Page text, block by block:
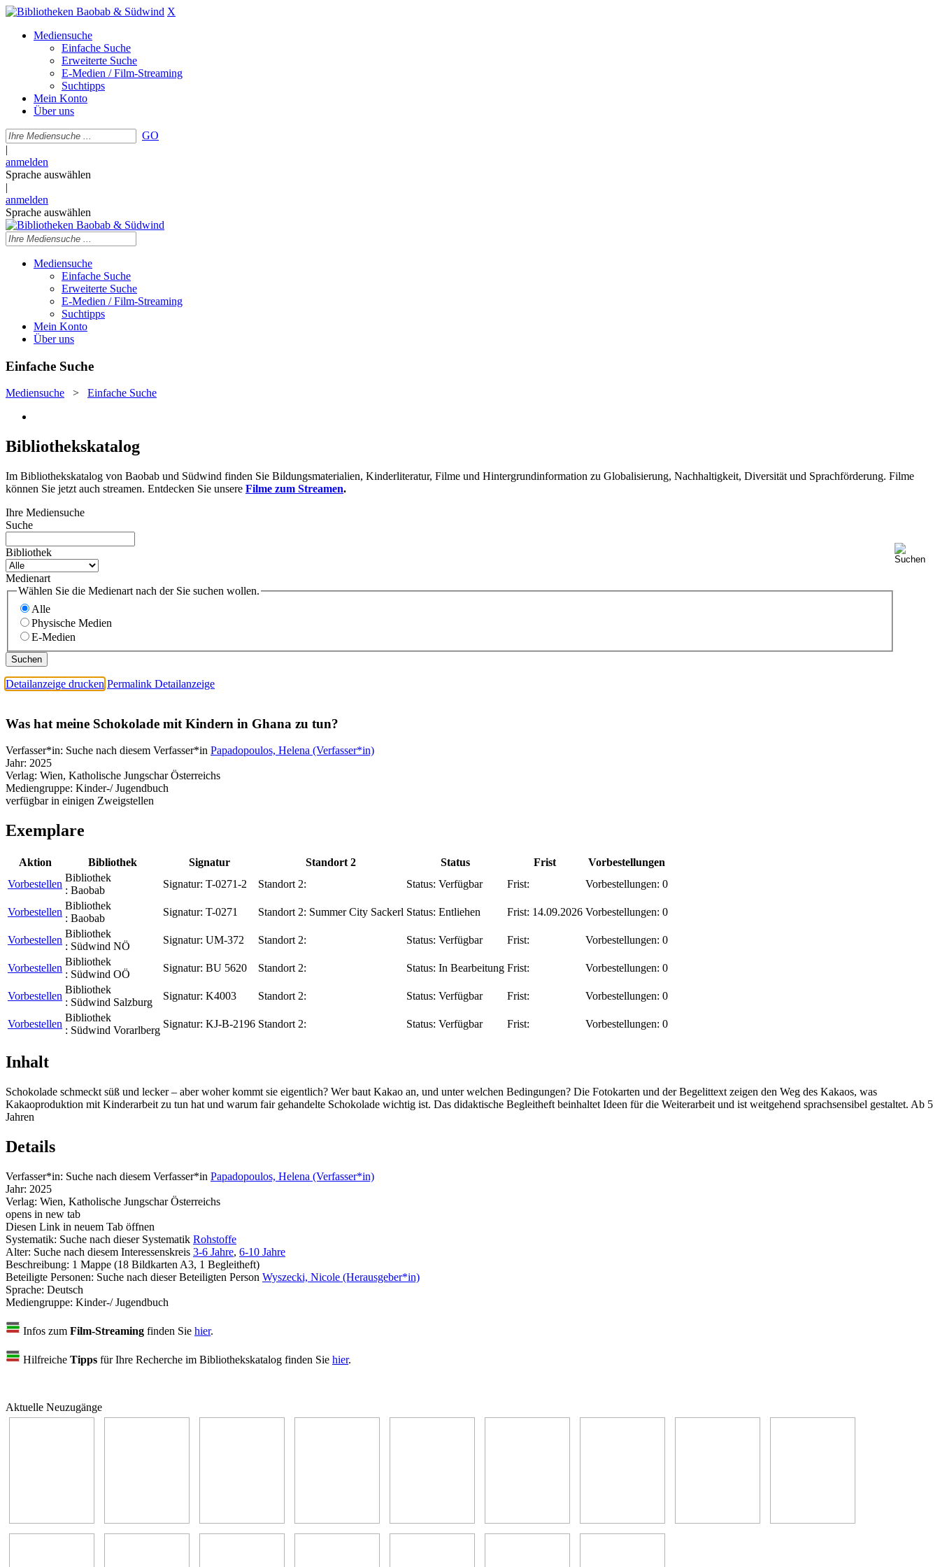
X
Mediensuche
Einfache Suche
Erweiterte Suche
E-Medien / Film-Streaming
Suchtipps
Mein Konto
Über uns
GO
|
anmelden
Sprache auswählen
|
anmelden
Sprache auswählen
Mediensuche
Einfache Suche
Erweiterte Suche
E-Medien / Film-Streaming
Suchtipps
Mein Konto
Über uns
Einfache Suche
Mediensuche > Einfache Suche
Bibliothekskatalog
Im Bibliothekskatalog von Baobab und Südwind finden Sie Bildungsmaterialien, Kinderliteratur, Filme und Hintergrundinformation zu Globalisierung, Nachhaltigkeit, Diversität und Sprachförderung. Filme
können Sie jetzt auch streamen. Entdecken Sie unsere Filme zum Streamen.
Ihre Mediensuche
Suche
Bibliothek
Medienart
Wählen Sie die Medienart nach der Sie suchen wollen.
Alle
Physische Medien
E-Medien
Detailanzeige drucken Permalink Detailanzeige
Was hat meine Schokolade mit Kindern in Ghana zu tun?
Verfasser*in: Suche nach diesem Verfasser*in Papadopoulos, Helena (Verfasser*in)
Jahr: 2025
Verlag: Wien, Katholische Jungschar Österreichs
Mediengruppe: Kinder-/ Jugendbuch
verfügbar in einigen Zweigstellen
Exemplare
Aktion Bibliothek Signatur Standort 2 Status Frist
Vorbestellungen
Vorbestellen
Bibliothek
: Baobab
Signatur: T-0271-2 Standort 2: Status: Verfügbar Frist: Vorbestellungen: 0
Vorbestellen
Bibliothek
: Baobab
Signatur: T-0271 Standort 2: Summer City Sackerl Status: Entliehen Frist: 14.09.2026 Vorbestellungen: 0
Vorbestellen
Bibliothek
: Südwind NÖ
Signatur: UM-372 Standort 2: Status: Verfügbar Frist: Vorbestellungen: 0
Vorbestellen
Bibliothek
: Südwind OÖ
Signatur: BU 5620 Standort 2: Status: In Bearbeitung Frist: Vorbestellungen: 0
Vorbestellen
Bibliothek
: Südwind Salzburg
Signatur: K4003 Standort 2: Status: Verfügbar Frist: Vorbestellungen: 0
Vorbestellen
Bibliothek
: Südwind Vorarlberg
Signatur: KJ-B-2196 Standort 2: Status: Verfügbar Frist: Vorbestellungen: 0
Inhalt
Schokolade schmeckt süß und lecker – aber woher kommt sie eigentlich? Wer baut Kakao an, und unter welchen Bedingungen? Die Fotokarten und der Begelittext zeigen den Weg des Kakaos, was
Kakaoproduktion mit Kinderarbeit zu tun hat und warum fair gehandelte Schokolade wichtig ist. Das didaktische Begleitheft beinhaltet Ideen für die Weiterarbeit und ist weitgehend sprachsensibel gestaltet. Ab 5
Jahren
Details
Verfasser*in: Suche nach diesem Verfasser*in Papadopoulos, Helena (Verfasser*in)
Jahr: 2025
Verlag: Wien, Katholische Jungschar Österreichs
opens in new tab
Diesen Link in neuem Tab öffnen
Systematik: Suche nach dieser Systematik Rohstoffe
Alter: Suche nach diesem Interessenskreis 3-6 Jahre, 6-10 Jahre
Beschreibung: 1 Mappe (18 Bildkarten A3, 1 Begleitheft)
Beteiligte Personen: Suche nach dieser Beteiligten Person Wyszecki, Nicole (Herausgeber*in)
Sprache: Deutsch
Mediengruppe: Kinder-/ Jugendbuch
Infos zum Film-Streaming finden Sie hier.
Hilfreiche Tipps für Ihre Recherche im Bibliothekskatalog finden Sie hier.
Aktuelle Neuzugänge